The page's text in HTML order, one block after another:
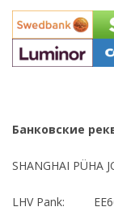
Банковские
SHANGHAI PÜHA
LHV Pank: